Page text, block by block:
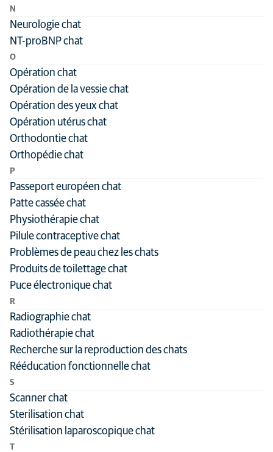
N
Neurologie chat
NT-proBNP chat
O
Opération chat
Opération de la vessie chat
Opération des yeux chat
Opération utérus chat
Orthodontie chat
Orthopédie chat
P
Passeport européen chat
Patte cassée chat
Physiothérapie chat
Pilule contraceptive chat
Problèmes de peau chez les chats
Produits de toilettage chat
Puce électronique chat
R
Radiographie chat
Radiothérapie chat
Recherche sur la reproduction des chats
Rééducation fonctionnelle chat
S
Scanner chat
Sterilisation chat
Stérilisation laparoscopique chat
T